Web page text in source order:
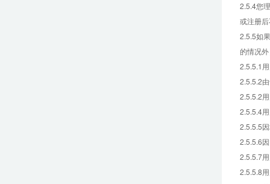
2.5.4您
或注册
2.5.5如
的情况
2.5.5.1
2.5.5.2
2.5.5.2
2.5.5.4
2.5.5.5
2.5.5.6
2.5.5.7
2.5.5.8